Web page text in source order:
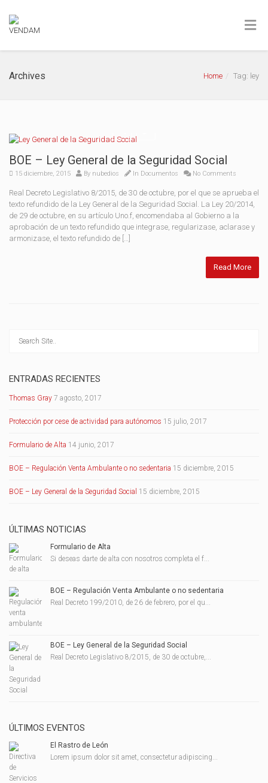
Archives Home Tag: ley
BOE – Ley General de la Seguridad Social
15 diciembre, 2015 By nubedios In Documentos No Comments
Real Decreto Legislativo 8/2015, de 30 de octubre, por el que se aprueba el
texto refundido de la Ley General de la Seguridad Social. La Ley 20/2014,
de 29 de octubre, en su artículo Uno.f, encomendaba al Gobierno a la
aprobación de un texto refundido que integrase, regularizase, aclarase y
armonizase, el texto refundido de […]
Read More
ENTRADAS RECIENTES
Thomas Gray 7 agosto, 2017
Protección por cese de actividad para autónomos 15 julio, 2017
Formulario de Alta 14 junio, 2017
BOE – Regulación Venta Ambulante o no sedentaria 15 diciembre, 2015
BOE – Ley General de la Seguridad Social 15 diciembre, 2015
ÚLTIMAS NOTICIAS
Formulario de Alta
Si deseas darte de alta con nosotros completa el f...
BOE – Regulación Venta Ambulante o no sedentaria
Real Decreto 199/2010, de 26 de febrero, por el qu...
BOE – Ley General de la Seguridad Social
Real Decreto Legislativo 8/2015, de 30 de octubre,...
ÚLTIMOS EVENTOS
El Rastro de León
Lorem ipsum dolor sit amet, consectetur adipiscing...